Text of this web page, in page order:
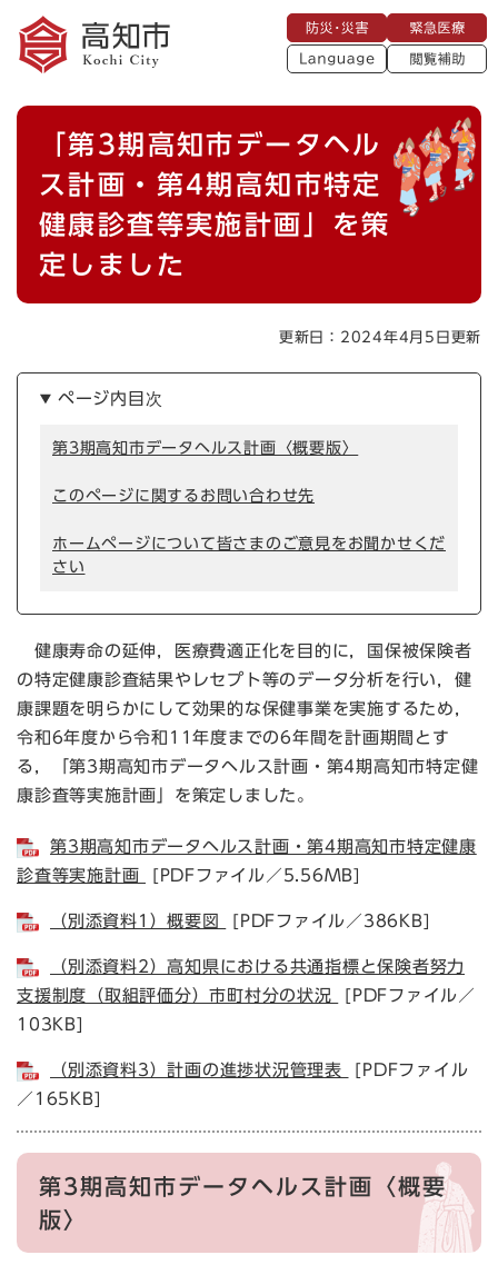
メニューを飛ばして本文へ
災
・
災
急
医
療
L
a
g
閲
助
本
「第3期高知市データヘル
ス計画・第4期高知市特定
健康診査等実施計画」を策
定しました
更新日：2024年4月5日更新
ページ内目次
第3期高知市データヘルス計画〈概要版〉
このページに関するお問い合わせ先
ホームページについて皆さまのご意見をお聞かせくだ
さい
健康寿命の延伸，医療費適正化を目的に，国保被保険者
の特定健康診査結果やレセプト等のデータ分析を行い，健
康課題を明らかにして効果的な保健事業を実施するため，
令和6年度から令和11年度までの6年間を計画期間とす
る，「第3期高知市データヘルス計画・第4期高知市特定健
康診査等実施計画」を策定しました。
第3期高知市データヘルス計画・第4期高知市特定健康
診査等実施計画
[PDFファイル／5.56MB]
（別添資料1）概要図 [PDFファイル／386KB]
（別添資料2）高知県における共通指標と保険者努力
支援制度（取組評価分）市町村分の状況
[PDFファイル／
103KB]
（別添資料3）計画の進捗状況管理表
[PDFファイル
／165KB]
第3期高知市データヘルス計画〈概要
版〉